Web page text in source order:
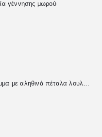
γέννησης μωρού